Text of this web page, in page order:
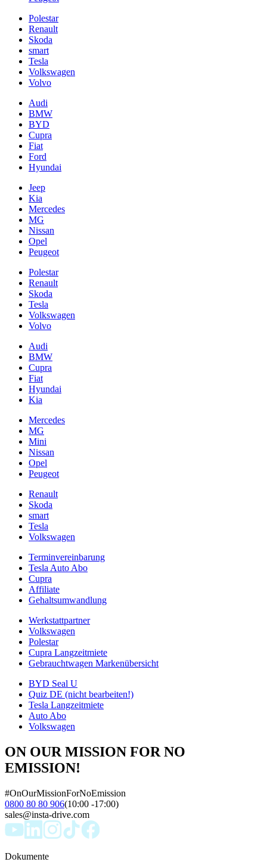
Polestar
Renault
Skoda
smart
Tesla
Volkswagen
Volvo
Audi
BMW
BYD
Cupra
Fiat
Ford
Hyundai
Jeep
Kia
Mercedes
MG
Nissan
Opel
Peugeot
Polestar
Renault
Skoda
Tesla
Volkswagen
Volvo
Audi
BMW
Cupra
Fiat
Hyundai
Kia
Mercedes
MG
Mini
Nissan
Opel
Peugeot
Renault
Skoda
smart
Tesla
Volkswagen
Terminvereinbarung
Tesla Auto Abo
Cupra
Affiliate
Gehaltsumwandlung
Werkstattpartner
Volkswagen
Polestar
Cupra Langzeitmiete
Gebrauchtwagen Markenübersicht
BYD Seal U
Quiz DE (nicht bearbeiten!)
Tesla Langzeitmiete
Auto Abo
Volkswagen
ON OUR MISSION FOR NO
EMISSION!
#OnOurMissionForNoEmission
0800 80 80 906(10:00 -17:00)
sales@insta-drive.com
Dokumente